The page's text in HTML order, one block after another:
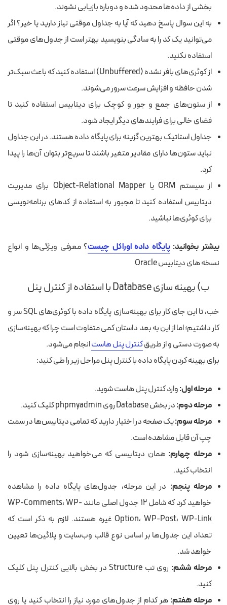
بخشی از داده‌ها محدود شده و دوباره بازیابی نشوند.
به این سوال پاسخ دهید که آیا به جداول موقتی نیاز دارید یا خیر؟ اگر
می‌توانید یک کد را به سادگی بنویسید بهتر است از جدول‌های موقتی
استفاده نکنید.
از کوئری‌های بافر نشده (Unbuffered) استفاده کنید که باعث سبک‌تر
شدن حافظه و افزایش سرعت سرور می‌شوند.
از ستون‌های جمع و جور و کوچک برای دیتابیس استفاده کنید تا
فضای خالی برای فرایندهای دیگر ایجاد شود.
جداول استاتیک بهترین گزینه برای پایگاه داده هستند. در این جداول
نباید ستون‌ها دارای مقادیر متغیر باشند تا سریع‌تر بتوان آن‌ها را پیدا
کرد.
از سیستم ORM یا Object-Relational Mapper برای مدیریت
دیتابیس استفاده کنید تا مجبور به استفاده از کدهای برنامه‌نویسی
برای کوئری‌‌ها نباشید.
بیشتر بخوانید:پایگاه داده اوراکل چیست؟ معرفی ویژگی‌ها و انواع
نسخه های دیتابیس Oracle
ب) بهینه سازی Database با استفاده از کنترل پنل
خب، تا این جای کار برای بهینه‌سازی پایگاه داده با کوئری‌های SQL سر و
کار داشتیم؛ اما از این به بعد داستان کمی متفاوت است چرا که بهینه‌سازی
به صورت دستی و از طریقکنترل پنل هاستانجام می‌شود.
برایبهینه کردن پایگاه داده با کنترل پنل مراحل زیر را طی کنید:
مرحله اول:وارد کنترل پنل هاست شوید.
مرحله دوم:در بخش Database روی phpmyadmin کلیک کنید.
مرحله سوم:یک صفحهدر اختیار داریدکه تمامی دیتابیس‌ها در سمت
چپ آن قابل مشاهده است.
مرحله چهارم: همان دیتابیسی که می‌خواهید بهینه‌سازی شود را
انتخاب کنید.
مرحله پنجم: در این مرحله، جدول‌های پایگاه داده را مشاهده
خواهید کرد که شامل ۱۲ جدول اصلی مانند WP-Comments، WP-
Option، WP-Post، WP-Link غیره
هستند. لازم به ذکر است که
تعداد این جدول‌ها بر اساس نوع قالب وب‌سایت و پلاگین‌ها تعیین
خواهد شد.
مرحله ششم:
روی تب Structure در بخش بالایی کنترل پنل کلیک
کنید.
مرحله هفتم: هر کدام از جدول‌های مورد نیاز را انتخاب کنید یا روی